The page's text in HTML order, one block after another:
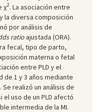
χ2. La asociación entre
la diversa composición
por análisis de
ratioajustada (ORA).
fecal, tipo de parto,
materna o fetal
entre PLD y el
de 1 y 3 años mediante
realizó un análisis de
el uso de un PLD afectó
intermedia de la MI.